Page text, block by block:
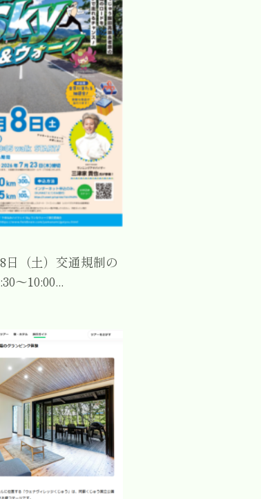
日（土）交通規制の
～10:00...